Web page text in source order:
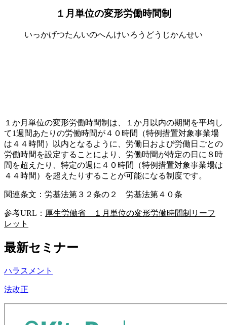
１月単位の変形労働時間制
いっかげつたんいのへんけいろうどうじかんせい
１か月単位の変形労働時間制は、１か月以内の期間を平均し
て1週間あたりの労働時間が４０時間（特例措置対象事業場
は４４時間）以内となるように、労働日および労働日ごとの
労働時間を設定することにより、労働時間が特定の日に８時
間を超えたり、特定の週に４０時間（特例措置対象事業場は
４４時間）を超えたりすることが可能になる制度です。
関連条文：労基法第３２条の２ 労基法第４０条
参考URL： 厚生労働省 １月単位の変形労働時間制リーフ
レット
最新セミナー
ハラスメント
法改正